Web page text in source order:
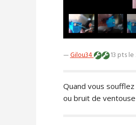
—Gilou34 13 ptsle
Quand vous
ou bruit de ventouse